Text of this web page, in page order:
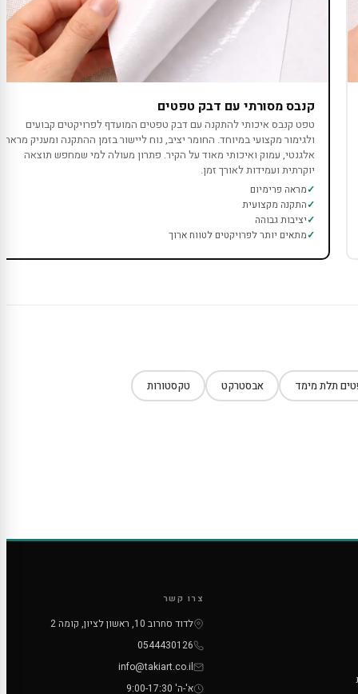
קנבס מסורתי עם דבק טפטים
טפט קנבס איכותי להתקנה עם דבק טפטים המועדף לפרויקטים קבועים
ולגימור מקצועי במיוחד. החומר יציב, נוח ליישור בזמן ההתקנה ומעניק מראה
אלגנטי, עמוק ואיכותי מאוד על הקיר. פתרון מעולה למי שמחפש תוצאה
יוקרתית ועמידות לאורך זמן.
מראה פרימיום
התקנה מקצועית
יציבות גבוהה
מתאים יותר לפרויקטים לטווח ארוך
תלת מימד אבסטרקט טקסטורות
צרו קשר
לדוד סחרוב 10, ראשון לציון, קומה 2
0544430126
info@takiart.co.il
א'-ה' 9:00-17:30